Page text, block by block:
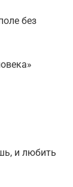
без
и любить